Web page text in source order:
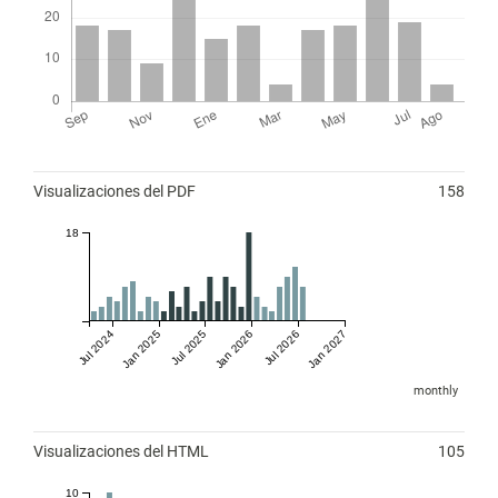
Visualizaciones del PDF 158
Jul 2024 Jan 2025 Jul 2025 Jan 2026 Jul 2026 Jan 2027
18
monthly
Visualizaciones del HTML 105
10